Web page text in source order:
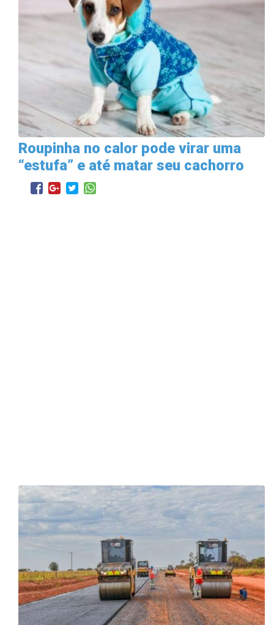
Roupinha no calor pode virar uma
“estufa” e até matar seu cachorro